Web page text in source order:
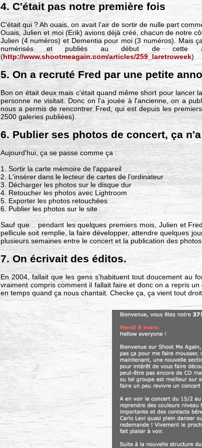
4. C'était pas notre première fois
C'était qui ? Ah ouais, on avait l'air de sortir de nulle part
Ouais, Julien et moi (Erik) avions déjà créé, chacun de notre
Julien (4 numéros) et Dementia pour moi (3 numéros). Mais
numérisés et publiés au début de
(http://www.shootmeagain.com/articles/259_laretroweek)
5. On a recruté Fred par une petite
Bon on était deux mais c'était quand même short pour lancer
personne ne visitait. Donc on l'a jouée à l'ancienne, on a
nous a permis de rencontrer Fred, qui est depuis les
2500 galeries publiées).
6. Publier ses photos de concert, ça
Aujourd'hui, ça se passe comme ça :
1. Sortir la carte mémoire de l'appareil
2. L'insérer dans le lecteur de cartes de l'ordinateur
3. Décharger les photos sur le disque dur
4. Retoucher les photos avec Lightroom
5. Exporter les photos retouchées
6. Publier les photos sur le site
Sauf que... pendant les quelques premiers mois, Julien et
pellicule soit remplie, la faire développer, attendre quelques
plusieurs semaines entre le concert et la publication des
7. On écrivait des éditos.
En 2004, fallait que les gens s'habituent tout doucement au
vraiment compris comment il fallait faire et donc on a repris
en temps quand ça nous chantait. Checke ça, ça vient tout